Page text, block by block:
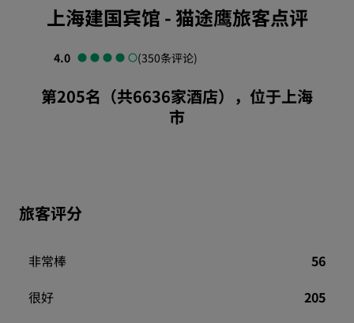
上海建国宾馆 -猫途鹰旅客点评
4.0 (350条评论)
第205名（共6636家酒店），位于上海
市
旅客评分
非常棒
56
很好
205